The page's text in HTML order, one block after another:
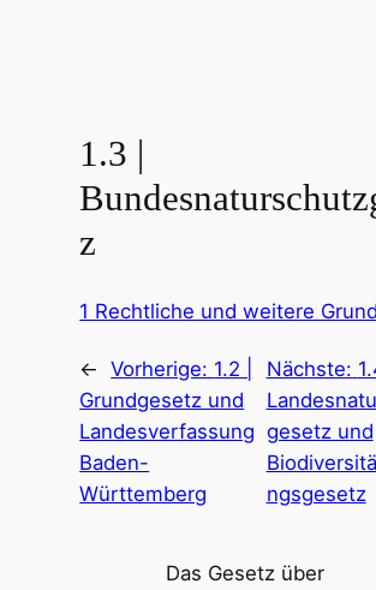
1.3 |
z
1 Rechtliche und weitere
← Vorherige: 1.2 |
Grundgesetz und
Landesverfassung
Baden-
Württemberg
Nächste:
gesetz und
ngsgesetz
Das Gesetz über